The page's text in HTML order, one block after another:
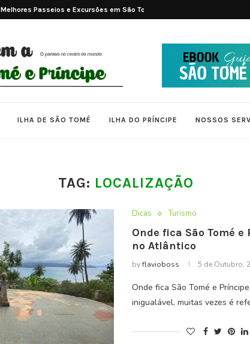
Melhores Passeios e Excursões em São Tomé e...
ILHA DE SÃO TOMÉ ILHA DO PRÍNCIPE NOSSOS
TAG: LOCALIZAÇÃO
Dicas Turismo
Onde fica São Tomé
no Atlântico
byflavioboss 5 de Outubro,
Onde fica São Tomé e
inigualável, muitas vezes é